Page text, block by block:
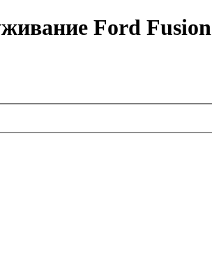
Ford Fusion